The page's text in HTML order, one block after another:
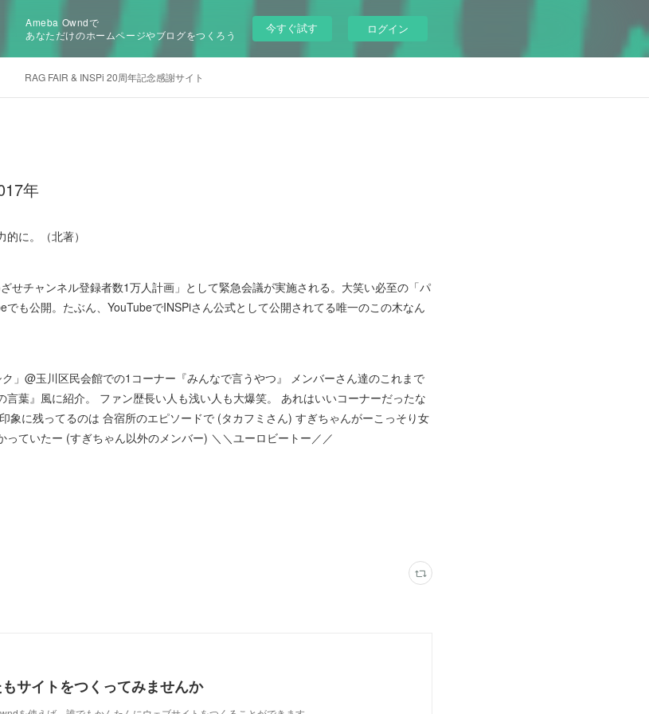
Ameba Owndで
あなただけのホームページやブログをつくろう
今すぐ試す ログイン
RAG FAIR & INSPi 20周年記念感謝サイト
年
に。（北著）
せチャンネル登録者数1万人計画」として緊急会議が実施される。大笑い必至の「パ
も公開。たぶん、YouTubeでINSPiさん公式として公開されてる唯一のこの木なん
」@玉川区民会館での1コーナー『みんなで言うやつ』 メンバーさん達のこれまで
葉』風に紹介。 ファン歴長い人も浅い人も大爆笑。 あれはいいコーナーだったな
象に残ってるのは 合宿所のエピソードで (タカフミさん) すぎちゃんがーこっそり女
ていたー (すぎちゃん以外のメンバー) ＼＼ユーロビートー／／
サイトをつくってみませんか